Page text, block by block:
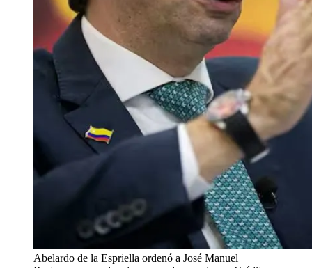
Abelardo de la Espriella ordenó a José Manuel